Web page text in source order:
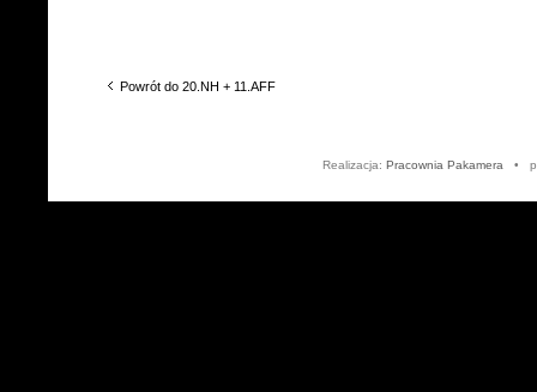
Powrót do 20.NH + 11.AFF
Realizacja: Pracownia Pakamera •